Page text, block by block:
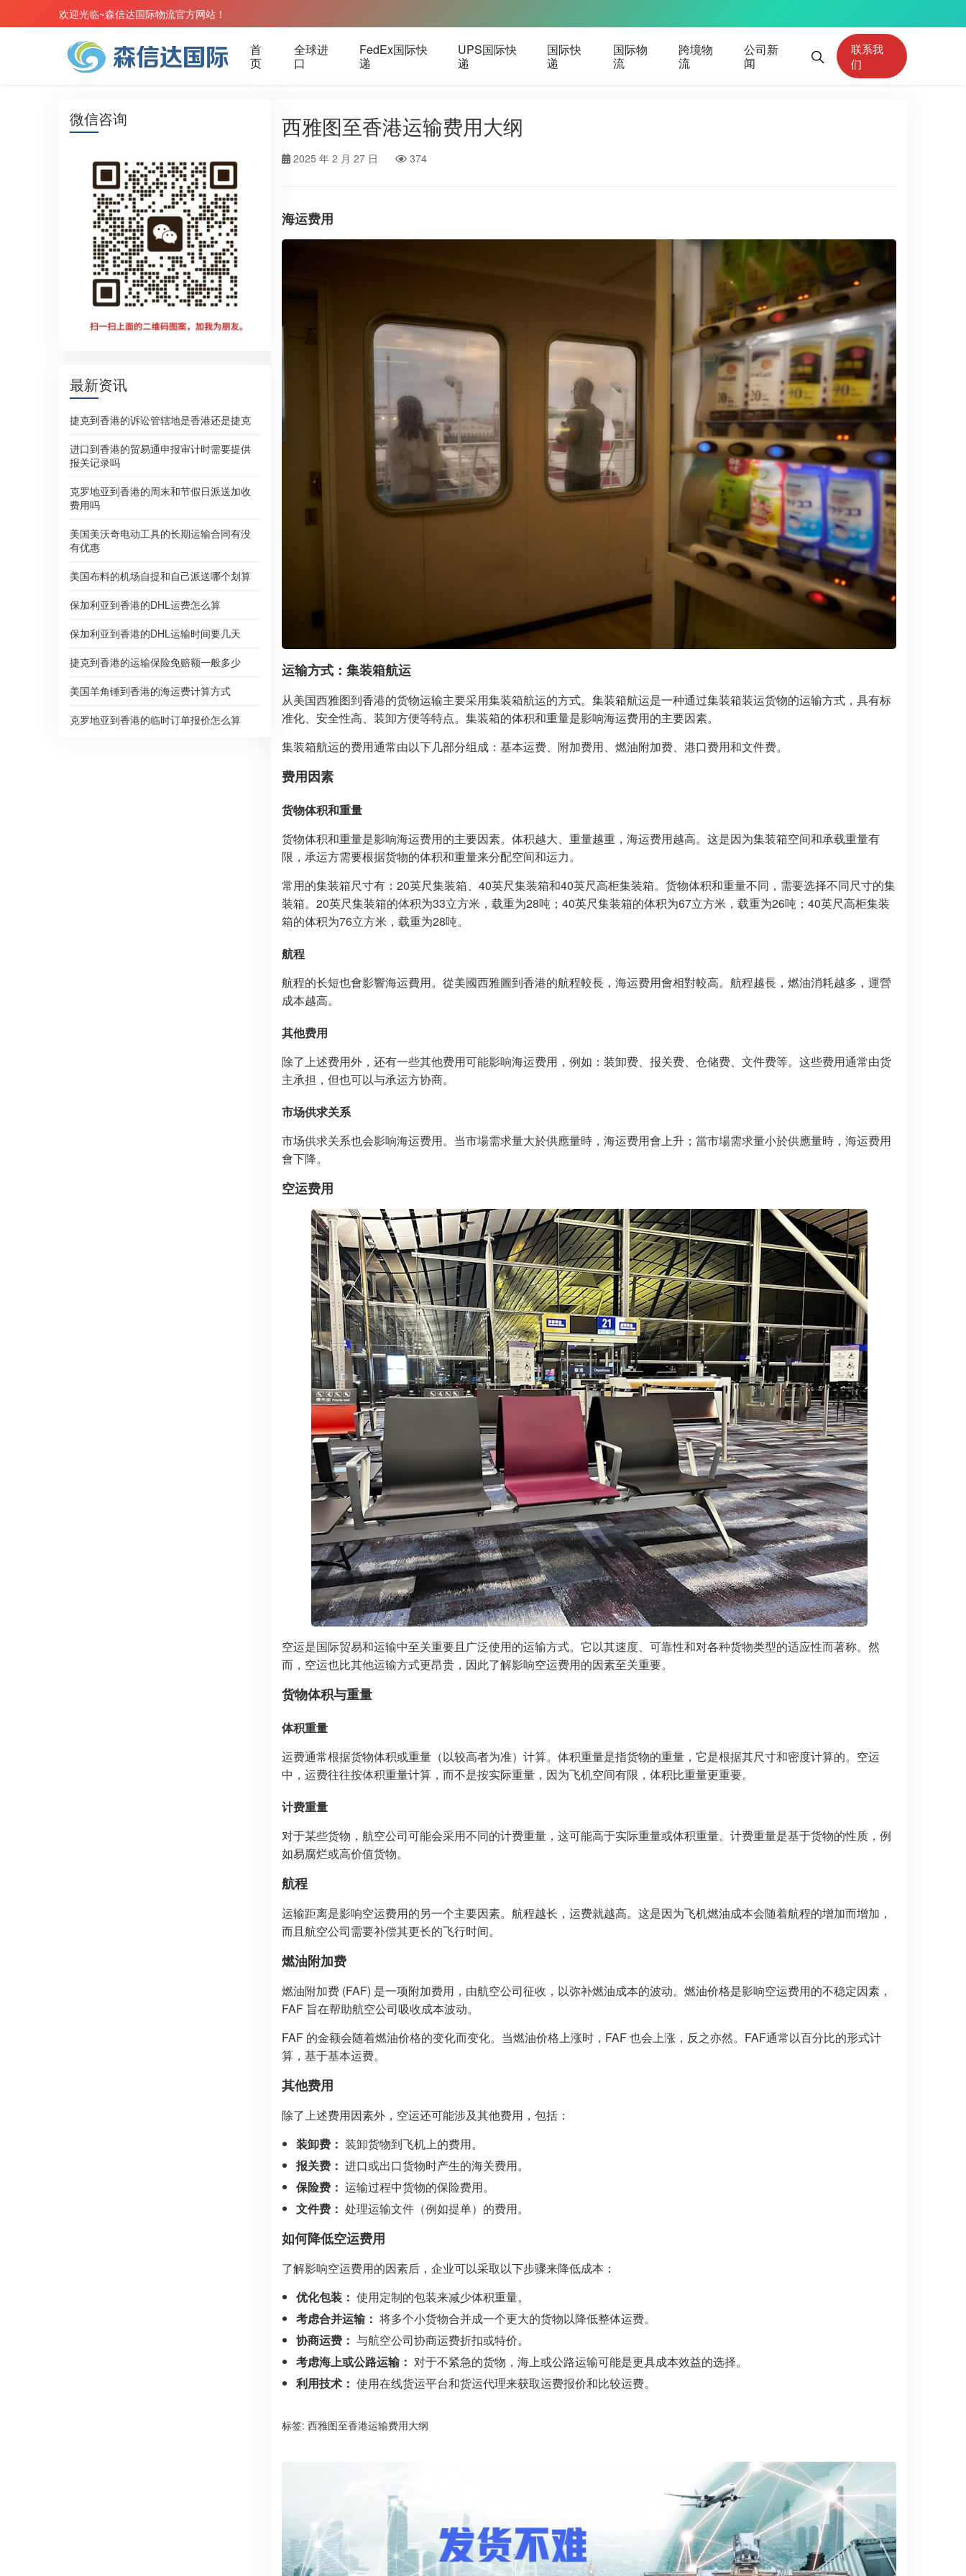
欢迎光临~森信达国际物流官方网站！
首
页
全球进
口
FedEx国际快
递
UPS国际快
递
国际快
递
国际物
流
跨境物
流
公司新
闻
联系我
们
微信咨询
最新资讯
捷克到香港的诉讼管辖地是香港还是捷克
进口到香港的贸易通申报审计时需要提供
报关记录吗
克罗地亚到香港的周末和节假日派送加收
费用吗
美国美沃奇电动工具的长期运输合同有没
有优惠
美国布料的机场自提和自己派送哪个划算
保加利亚到香港的DHL运费怎么算
保加利亚到香港的DHL运输时间要几天
捷克到香港的运输保险免赔额一般多少
美国羊角锤到香港的海运费计算方式
克罗地亚到香港的临时订单报价怎么算
西雅图至香港运输费用大纲
2025 年 2 月 27 日 374
海运费用
运输方式：集装箱航运
从美国西雅图到香港的货物运输主要采用集装箱航运的方式。集装箱航运是一种通过集装箱装运货物的运输方式，具有标
准化、安全性高、装卸方便等特点。集装箱的体积和重量是影响海运费用的主要因素。
集装箱航运的费用通常由以下几部分组成：基本运费、附加费用、燃油附加费、港口费用和文件费。
费用因素
货物体积和重量
货物体积和重量是影响海运费用的主要因素。体积越大、重量越重，海运费用越高。这是因为集装箱空间和承载重量有
限，承运方需要根据货物的体积和重量来分配空间和运力。
常用的集装箱尺寸有：20英尺集装箱、40英尺集装箱和40英尺高柜集装箱。货物体积和重量不同，需要选择不同尺寸的集
装箱。20英尺集装箱的体积为33立方米，载重为28吨；40英尺集装箱的体积为67立方米，载重为26吨；40英尺高柜集装
箱的体积为76立方米，载重为28吨。
航程
航程的长短也會影響海运費用。從美國西雅圖到香港的航程較長，海运费用會相對較高。航程越長，燃油消耗越多，運營
成本越高。
其他费用
除了上述费用外，还有一些其他费用可能影响海运费用，例如：装卸费、报关费、仓储费、文件费等。这些费用通常由货
主承担，但也可以与承运方协商。
市场供求关系
市场供求关系也会影响海运费用。当市場需求量大於供應量時，海运费用會上升；當市場需求量小於供應量時，海运费用
會下降。
空运费用
空运是国际贸易和运输中至关重要且广泛使用的运输方式。它以其速度、可靠性和对各种货物类型的适应性而著称。然
而，空运也比其他运输方式更昂贵，因此了解影响空运费用的因素至关重要。
货物体积与重量
体积重量
运费通常根据货物体积或重量（以较高者为准）计算。体积重量是指货物的重量，它是根据其尺寸和密度计算的。空运
中，运费往往按体积重量计算，而不是按实际重量，因为飞机空间有限，体积比重量更重要。
计费重量
对于某些货物，航空公司可能会采用不同的计费重量，这可能高于实际重量或体积重量。计费重量是基于货物的性质，例
如易腐烂或高价值货物。
航程
运输距离是影响空运费用的另一个主要因素。航程越长，运费就越高。这是因为飞机燃油成本会随着航程的增加而增加，
而且航空公司需要补偿其更长的飞行时间。
燃油附加费
燃油附加费 (FAF) 是一项附加费用，由航空公司征收，以弥补燃油成本的波动。燃油价格是影响空运费用的不稳定因素，
FAF 旨在帮助航空公司吸收成本波动。
FAF 的金额会随着燃油价格的变化而变化。当燃油价格上涨时，FAF 也会上涨，反之亦然。FAF通常以百分比的形式计
算，基于基本运费。
其他费用
除了上述费用因素外，空运还可能涉及其他费用，包括：
装卸费： 装卸货物到飞机上的费用。
报关费： 进口或出口货物时产生的海关费用。
保险费： 运输过程中货物的保险费用。
文件费： 处理运输文件（例如提单）的费用。
如何降低空运费用
了解影响空运费用的因素后，企业可以采取以下步骤来降低成本：
优化包装： 使用定制的包装来减少体积重量。
考虑合并运输： 将多个小货物合并成一个更大的货物以降低整体运费。
协商运费： 与航空公司协商运费折扣或特价。
考虑海上或公路运输： 对于不紧急的货物，海上或公路运输可能是更具成本效益的选择。
利用技术： 使用在线货运平台和货运代理来获取运费报价和比较运费。
标签: 西雅图至香港运输费用大纲